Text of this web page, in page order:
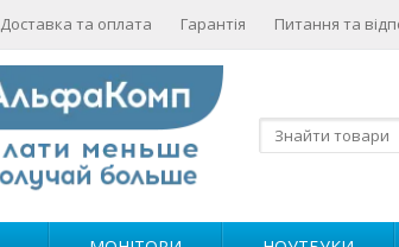
Доставка та оплата Гарантія Питання та